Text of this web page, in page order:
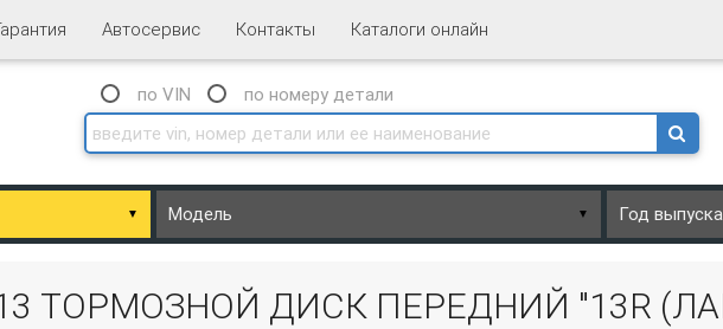
Автосервис Контакты Каталоги онлайн
по VIN
по номеру детали
▼ ▼
ТОРМОЗНОЙ ДИСК ПЕРЕДНИЙ "13R